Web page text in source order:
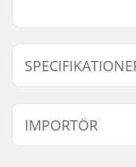
Length:
Width:
Vikt:
IMPORTÖR